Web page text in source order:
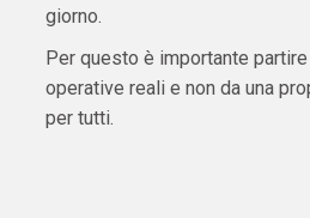
giorno.
Per questo è importante
operative reali e non da una
per tutti.